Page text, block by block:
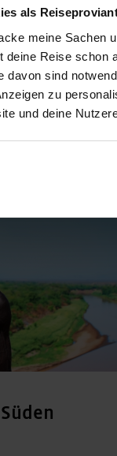
als
meine Sachen
deine Reise schon
davon sind
zu
und deine
paradiesischen
ist auf dieser
DETAILS &